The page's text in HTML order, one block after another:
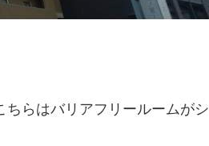
らはバリアフリールームがシ